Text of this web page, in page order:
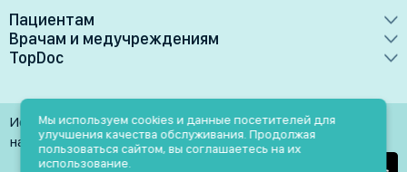
Пациентам
Врачи
Клиники
Лаборатории
Услуги
Врачам и медучреждениям
Преимущества
Медучреждениям
Врачам
TopDoc
Контакты
Помощь
Использование материалов разрешено только при
наличии активной ссылки на источник
Мы используем cookies и данные посетителей для
улучшения качества обслуживания. Продолжая
пользоваться сайтом, вы соглашаетесь на их
использование.